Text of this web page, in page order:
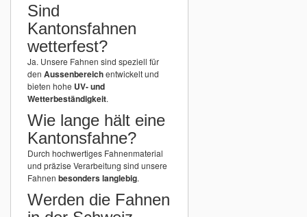
Sind
Kantonsfahnen
wetterfest?
Ja. Unsere Fahnen sind speziell für
den Aussenbereichentwickelt und
bieten hohe UV- und
Wetterbeständigkeit.
Wie lange hält eine
Kantonsfahne?
Durch hochwertiges Fahnenmaterial
und präzise Verarbeitung sind unsere
Fahnen besonders langlebig.
Werden die Fahnen